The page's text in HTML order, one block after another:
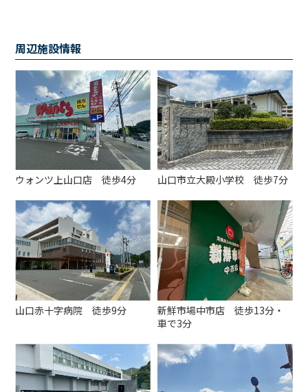
周辺施設情報
ウォンツ上山口店 徒歩4分 山口市立大殿小学校 徒歩7分
山口赤十字病院 徒歩9分
新鮮市場中市店 徒歩13分・
車で3分